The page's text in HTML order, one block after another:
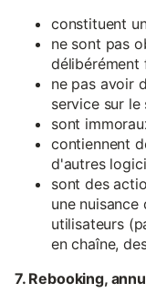
constituent
ne sont pas
délibérément
ne pas avoir
service sur le
sont
contiennent
d'autres
sont des
une
utilisateurs
en chaîne,
7. Rebooking,